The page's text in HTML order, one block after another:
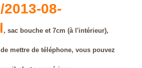
08-
, sac bouche et 7cm (à l'intérieur),
mettre de téléphone, vous pouvez